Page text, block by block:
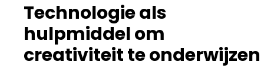
Technologie als
hulpmiddel om
creativiteit te onderwijzen